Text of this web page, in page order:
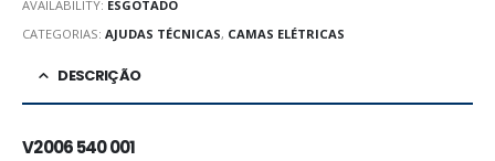
AVAILABILITY: ESGOTADO
CATEGORIAS: AJUDAS TÉCNICAS, CAMAS ELÉTRICAS
DESCRIÇÃO
V2006 540 001